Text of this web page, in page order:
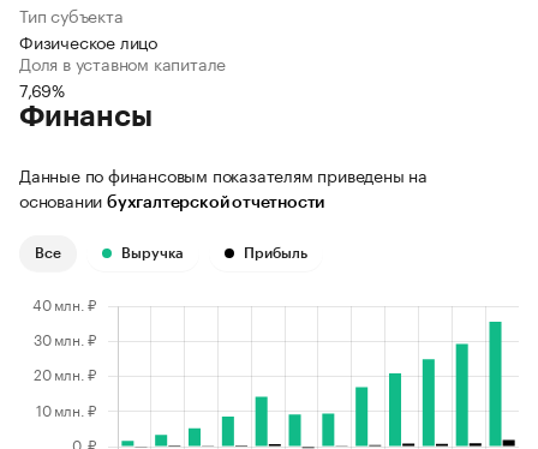
Тип субъекта
Физическое лицо
Доля в уставном капитале
7,69%
Финансы
Данные по финансовым показателям приведены на
основании бухгалтерской отчетности
Все Выручка Прибыль